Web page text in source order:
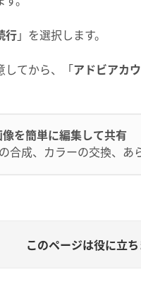
行」を選択します。
してから、「アドビアカ
を簡単に編集して共有
合成、カラーの交換、あ
このページは役に立